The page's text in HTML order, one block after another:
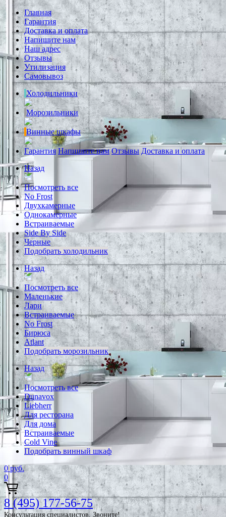
Главная
Гарантия
Доставка и оплата
Напишите нам
Наш адрес
Отзывы
Утилизация
Самовывоз
Холодильники
Морозильники
Винные шкафы
Гарантия Напишите нам Отзывы Доставка и оплата
Назад
Посмотреть все
No Frost
Двухкамерные
Однокамерные
Встраиваемые
Side By Side
Черные
Подобрать холодильник
Назад
Посмотреть все
Маленькие
Лари
Встраиваемые
No Frost
Бирюса
Atlant
Подобрать морозильник
Назад
Посмотреть все
Dunavox
Liebherr
Для ресторана
Для дома
Встраиваемые
Cold Vine
Подобрать винный шкаф
0 руб.
0
8 (495) 177-56-75
Консультация специалистов. Звоните!